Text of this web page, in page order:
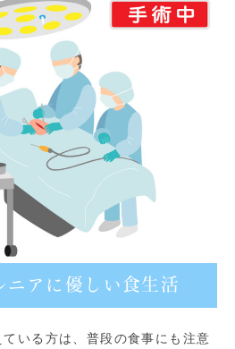
ニアに優しい食生活
いる方は、普段の食事にも注意